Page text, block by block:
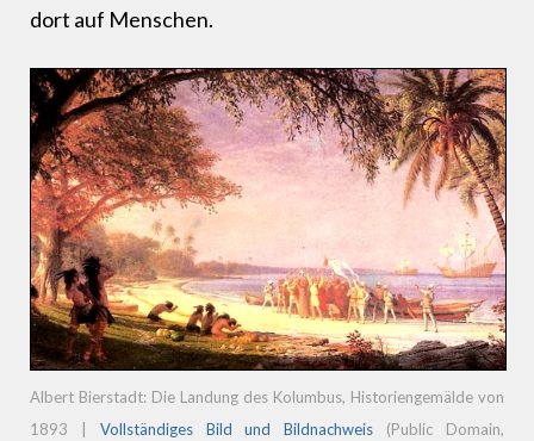
dort auf Menschen.
Albert Bierstadt: Die Landung des Kolumbus, Historiengemälde von
1893
Vollständiges Bild und Bildnachweis (Public Domain,